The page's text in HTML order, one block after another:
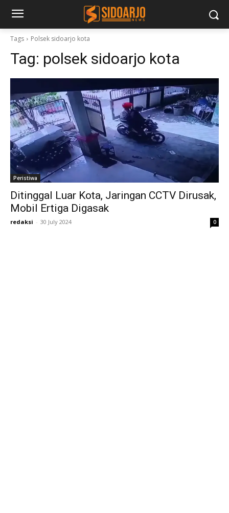
Tags Polsek sidoarjo kota
Tag: polsek sidoarjo kota
Peristiwa
Ditinggal Luar Kota, Jaringan CCTV Dirusak,
Mobil Ertiga Digasak
redaksi - 30 July 2024 0